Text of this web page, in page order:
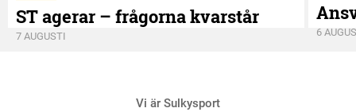
ST agerar – frågorna kvarstår
7 AUGUSTI 6
Vi är Sulkysport